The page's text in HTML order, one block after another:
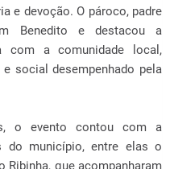
e devoção. O pároco, padre
Benedito e destacou a
com a comunidade local,
social desempenhado pela
o evento contou com a
do município, entre elas o
que acompanharam